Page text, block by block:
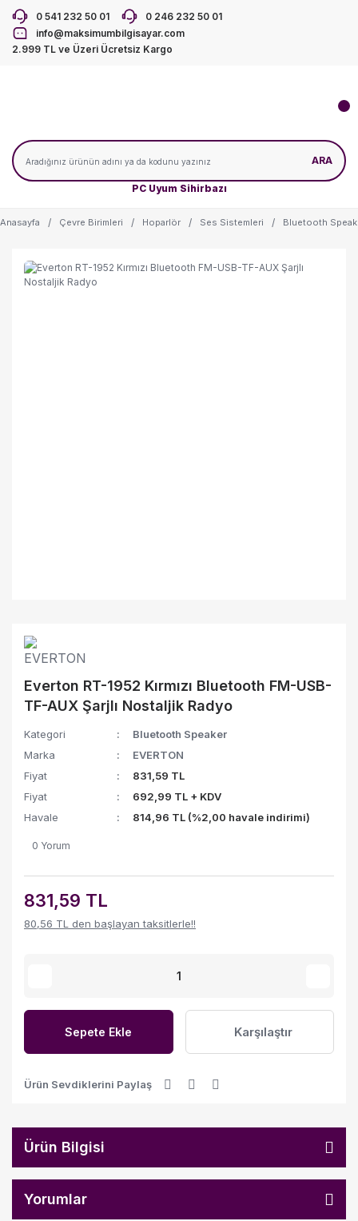
0 541 232 50 01
0 246 232 50 01
info@maksimumbilgisayar.com
2.999 TL ve Üzeri Ücretsiz Kargo
PC Uyum Sihirbazı
ARA
Anasayfa Çevre Birimleri Hoparlör Ses Sistemleri Bluetooth
Everton RT-1952 Kırmızı Bluetooth FM-USB-
TF-AUX Şarjlı Nostaljik Radyo
Kategori
Bluetooth Speaker
Marka
EVERTON
Fiyat
831,59 TL
Fiyat
692,99 TL + KDV
Havale
814,96 TL (%2,00 havale indirimi)
0 Yorum
831,59 TL
80,56 TL den başlayan taksitlerle!!
Sepete Ekle Karşılaştır
Ürün Sevdiklerini Paylaş
Ürün Bilgisi
Yorumlar